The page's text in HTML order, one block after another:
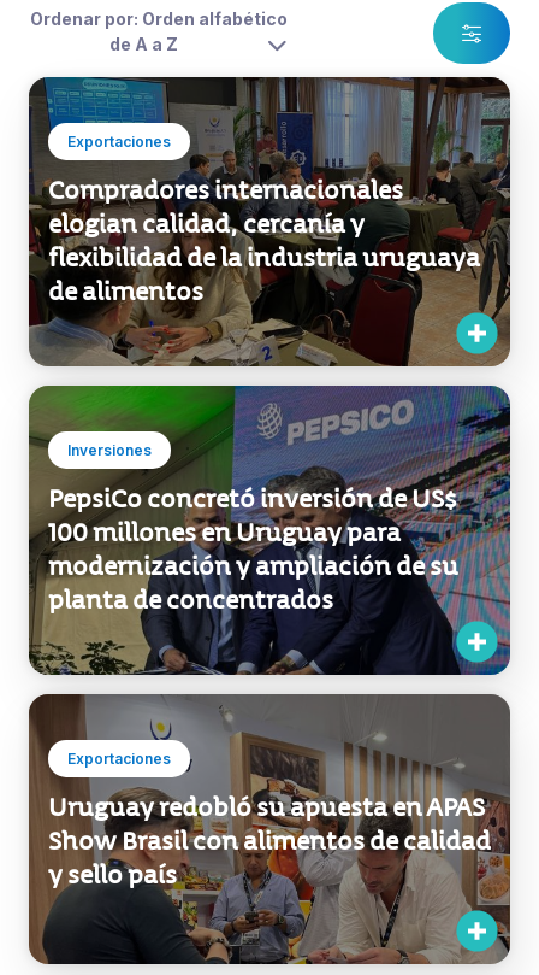
Ordenar por: Orden alfabético
de A a Z
Exportaciones
Compradores internacionales
elogian calidad, cercanía y
flexibilidad de la industria uruguaya
de alimentos
Inversiones
PepsiCo concretó inversión de US$
100 millones en Uruguay para
modernización y ampliación de su
planta de concentrados
Exportaciones
Uruguay redobló su apuesta en APAS
Show Brasil con alimentos de calidad
y sello país